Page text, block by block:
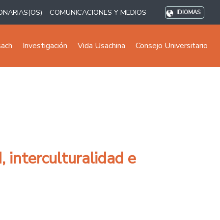
COMUNICACIONES Y MEDIOS IDIOMAS
Investigación Vida Usachina Consejo Universitario
interculturalidad e